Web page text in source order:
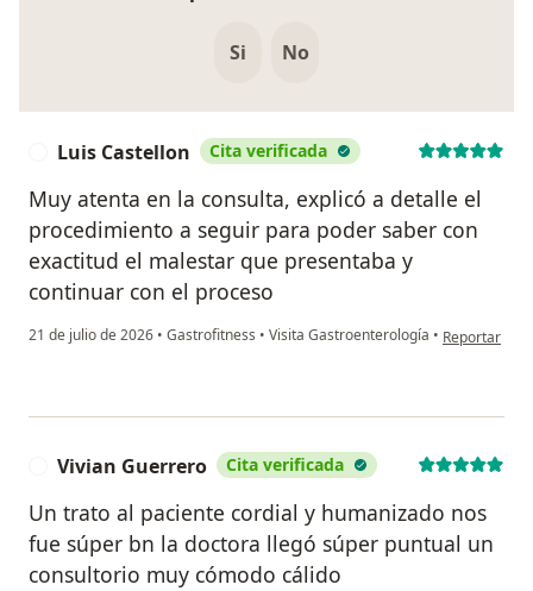
Si No
Luis Castellon Cita verificada
Muy atenta en la consulta, explicó a detalle el
procedimiento a seguir para poder saber con
exactitud el malestar que presentaba y
continuar con el proceso
21 de julio de 2026 • Gastrofitness • Visita Gastroenterología • en opinión
Reportar
Vivian Guerrero Cita verificada
Un trato al paciente cordial y humanizado nos
fue súper bn la doctora llegó súper puntual un
consultorio muy cómodo cálido